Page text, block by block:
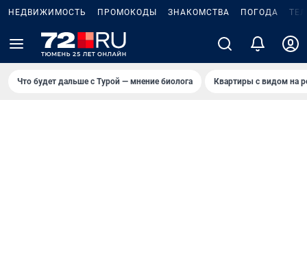
НЕДВИЖИМОСТЬ ПРОМОКОДЫ ЗНАКОМСТВА ПОГОДА
Что будет дальше с Турой — мнение биолога Квартиры с видом на